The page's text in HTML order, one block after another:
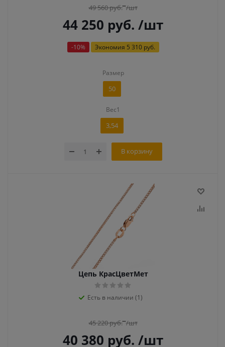
49 560руб. /шт
44 250 руб. /шт
-10% Экономия 5 310 руб.
Размер
50
Вес1
3,54
В корзину
Цепь КрасЦветМет
Есть в наличии (1)
45 220руб. /шт
40 380 руб. /шт